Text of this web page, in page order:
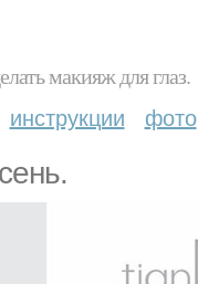
макияж для глаз.
инструкции фото